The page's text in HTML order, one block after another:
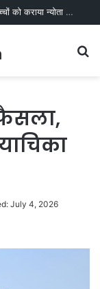
दिव्यांग भृत्य ने अपने 10 वर्ष के कार्यकाल की स्मृति में बच्चों को कराया न्योता भोज
फैसला,
July 4, 2026